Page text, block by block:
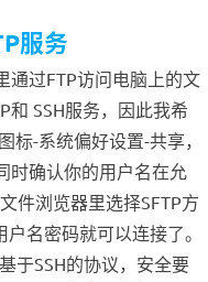
服务
通过FTP访问电脑上的文
和 SSH服务，因此我希
标-系统偏好设置-共享，
时确认你的用户名在允
件浏览器里选择SFTP方
名密码就可以连接了。
于SSH的协议，安全要